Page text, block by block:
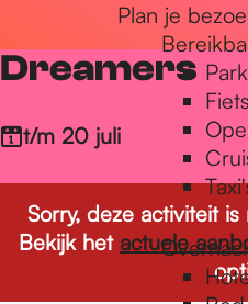
Plan je
Dreamers
t/m 20 juli
Sorry, deze activiteit
Bekijk het actuele